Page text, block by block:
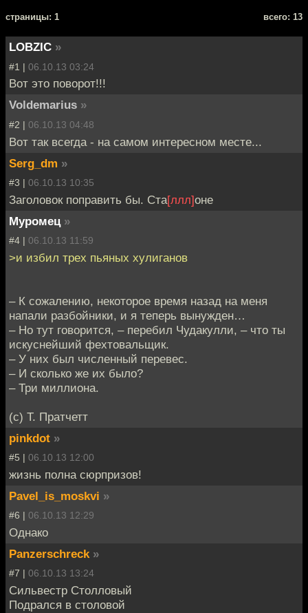
cтраницы: 1 всего: 13
LOBZIC »
#1 | 06.10.13 03:24
Вот это поворот!!!
Voldemarius »
#2 | 06.10.13 04:48
Вот так всегда - на самом интересном месте...
Serg_dm »
#3 | 06.10.13 10:35
Заголовок поправить бы. Ста[ллл]оне
Муромец »
#4 | 06.10.13 11:59
>и избил трех пьяных хулиганов
– К сожалению, некоторое время назад на меня
напали разбойники, и я теперь вынужден…
– Но тут говорится, – перебил Чудакулли, – что ты
искуснейший фехтовальщик.
– У них был численный перевес.
– И сколько же их было?
– Три миллиона.
(с) Т. Пратчетт
pinkdot »
#5 | 06.10.13 12:00
жизнь полна сюрпризов!
Pavel_is_moskvi »
#6 | 06.10.13 12:29
Однако
Panzerschreck »
#7 | 06.10.13 13:24
Сильвестр Столловый
Подрался в столовой